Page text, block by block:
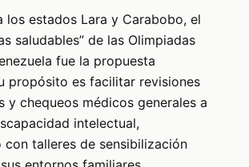
los estados Lara y Carabobo, el
saludables” de las Olimpiadas
fue la propuesta
propósito es facilitar revisiones
y chequeos médicos generales a
intelectual,
con talleres de sensibilización